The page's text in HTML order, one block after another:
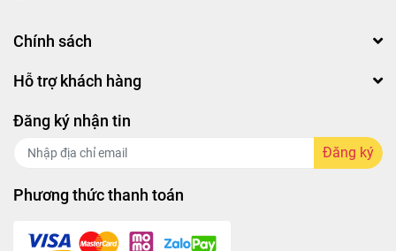
Chính sách
Hỗ trợ khách hàng
Đăng ký nhận tin
Đăng ký
Phương thức thanh toán